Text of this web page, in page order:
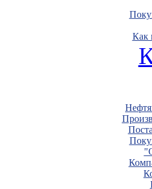
Как